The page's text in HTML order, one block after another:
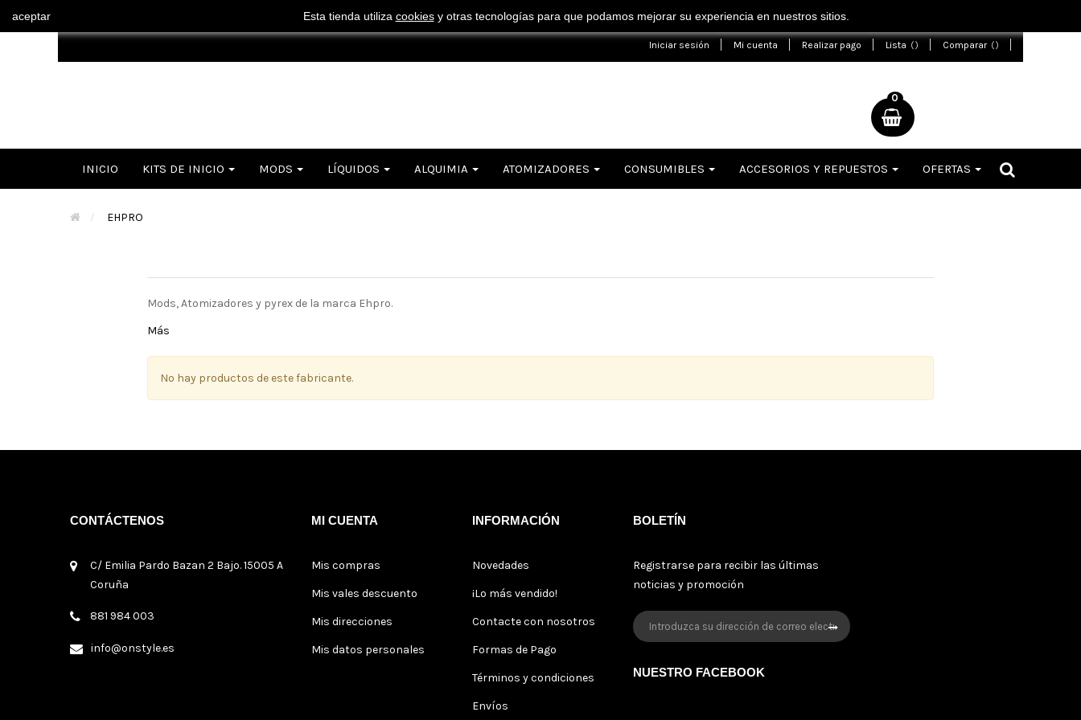
¡ Consigue tu envío gratuito por compras superiores a 50€ !
Iniciar sesión Mi cuenta Realizar pago Lista Comparar
0
INICIO KITS DE INICIO MODS LÍQUIDOS ALQUIMIA ATOMIZADORES CONSUMIBLES ACCESORIOS Y REPUESTOS OFERTAS
> EHPRO
Mods, Atomizadores y pyrex de la marca Ehpro.
Más
No hay productos de este fabricante.
CONTÁCTENOS
C/ Emilia Pardo Bazan 2 Bajo. 15005 A
Coruña
881 984 003
info@onstyle.es
MI CUENTA
Mis compras
Mis vales descuento
Mis direcciones
Mis datos personales
INFORMACIÓN
Novedades
¡Lo más vendido!
Contacte con nosotros
Formas de Pago
Términos y condiciones
Envíos
BOLETÍN
Registrarse para recibir las últimas
noticias y promoción
NUESTRO FACEBOOK
aceptar Esta tienda utiliza cookiesy otras tecnologías para que podamos mejorar su experiencia en nuestros sitios.